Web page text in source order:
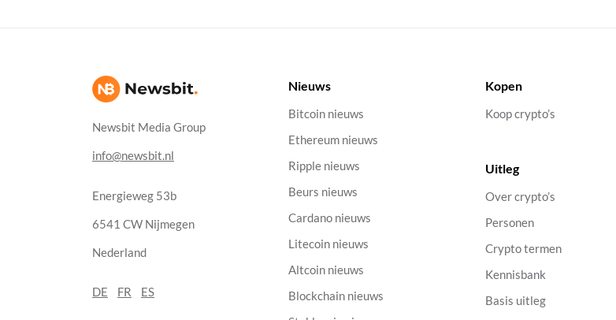
Newsbit Media Group
info@newsbit.nl
Energieweg 53b
6541 CW Nijmegen
Nederland
DE FR ES
Nieuws
Bitcoin nieuws
Ethereum nieuws
Ripple nieuws
Beurs nieuws
Cardano nieuws
Litecoin nieuws
Altcoin nieuws
Blockchain nieuws
Kopen
Koop crypto’s
Uitleg
Over crypto’s
Personen
Crypto termen
Kennisbank
Basis uitleg